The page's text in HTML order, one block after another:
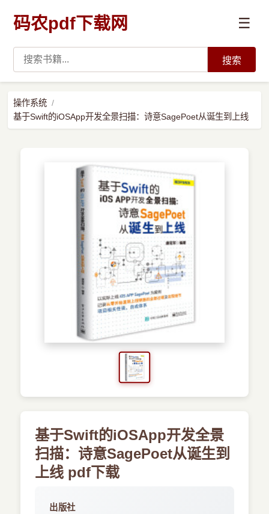
码农pdf下载网 ☰
数据科学与人工智能
搜索
操作系统
基于Swift的iOSApp开发全景扫描：诗意SagePoet从诞生到上线
基于Swift的iOSApp开发全景
扫描：诗意SagePoet从诞生到
上线 pdf下载
出版社